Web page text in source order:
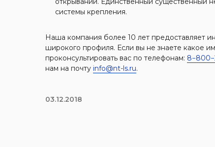
системы крепления.
Наша компания более 10 лет предоставляет
широкого профиля. Если вы не знаете какое
проконсультировать вас по телефонам:
нам на почту info@nt-ls.ru.
03.12.2018